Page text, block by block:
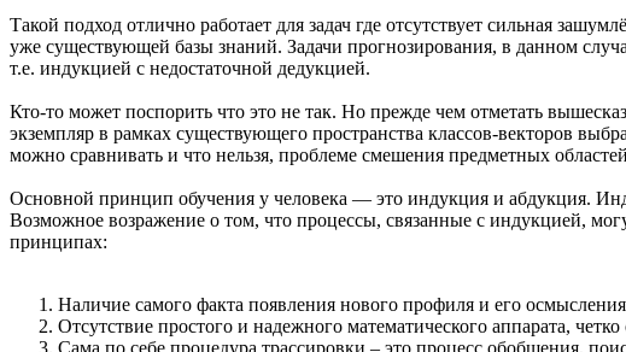
Такой подход отлично работает для задач где отсутствует сильная
уже существующей базы знаний. Задачи прогнозирования, в данном
т.е. индукцией с недостаточной дедукцией.
Кто-то может поспорить что это не так. Но прежде чем отметать
экземпляр в рамках существующего пространства классов-векторов
можно сравнивать и что нельзя, проблеме смешения предметных
Основной принцип обучения у человека — это индукция и абдукция.
Возможное возражение о том, что процессы, связанные с индукцией,
принципах:
Наличие самого факта появления нового профиля и его
Отсутствие простого и надежного математического аппарата,
Сама по себе процедура трассировки – это процесс обобщения,